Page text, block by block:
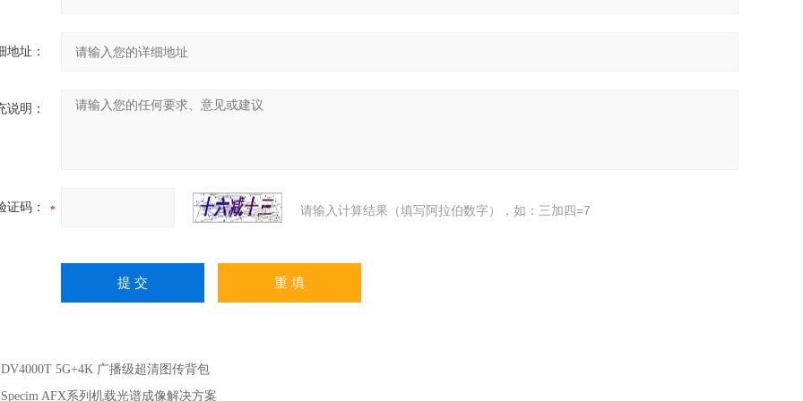
地址：
说明：
证码： 请输入计算结果（填写阿拉伯数字），如：三加四=7
DV4000T 5G+4K 广播级超清图传背包
Specim AFX系列机载光谱成像解决方案